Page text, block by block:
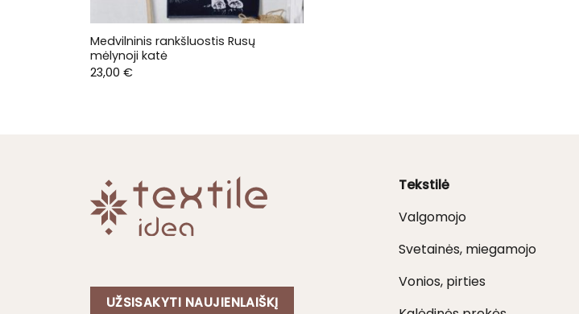
Medvilninis rankšluostis Rusų
mėlynoji katė
23,00 €
UŽSISAKYTI NAUJIENLAIŠKĮ
Tekstilė
Valgomojo
Svetainės, miegamojo
Vonios, pirties